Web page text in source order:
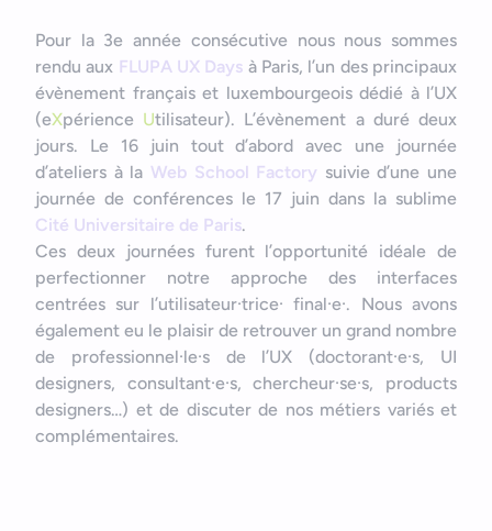
Cahier des charges d’app mobile
Pour la 3e année consécutive nous nous sommes
rendu aux FLUPA UX Days à Paris, l’un des principaux
évènement français et luxembourgeois dédié à l’UX
(eXpérience Utilisateur). L’évènement a duré deux
jours. Le 16 juin tout d’abord avec une journée
d’ateliers à la Web School Factory suivie d’une une
journée de conférences le 17 juin dans la sublime
Cité Universitaire de Paris.
Ces deux journées furent l’opportunité idéale de
perfectionner notre approche des interfaces
centrées sur l’utilisateur·trice· final·e·. Nous avons
également eu le plaisir de retrouver un grand nombre
de professionnel·le·s de l’UX (doctorant·e·s, UI
designers, consultant·e·s, chercheur·se·s, products
designers…) et de discuter de nos métiers variés et
complémentaires.